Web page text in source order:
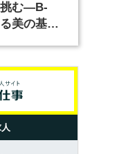
挑む―B-
美の基準